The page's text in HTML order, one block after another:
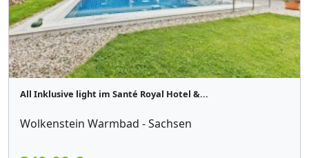
All Inklusive light im Santé Royal Hotel &...
Wolkenstein Warmbad - Sachsen